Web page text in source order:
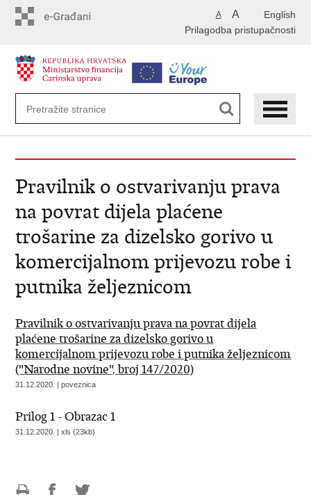
English
A A
Prilagodba pristupačnosti
Pravilnik o ostvarivanju prava
na povrat dijela plaćene
trošarine za dizelsko gorivo u
komercijalnom prijevozu robe i
putnika željeznicom
Pravilnik o ostvarivanju prava na povrat dijela
plaćene trošarine za dizelsko gorivo u
komercijalnom prijevozu robe i putnika željeznicom
("Narodne novine", broj 147/2020)
31.12.2020. | poveznica
Prilog 1 - Obrazac 1
31.12.2020. | xls (23kb)